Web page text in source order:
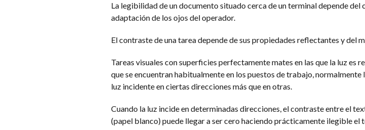
La legibilidad de un documento situado cerca de un terminal depende
adaptación de los ojos del operador.
El contraste de una tarea depende de sus propiedades reflectantes y del
Tareas visuales con superficies perfectamente mates en las que la luz es
que se encuentran habitualmente en los puestos de trabajo,
luz incidente en ciertas direcciones más que en otras.
Cuando la luz incide en determinadas direcciones, el contraste entre el
(papel blanco) puede llegar a ser cero haciendo prácticamente ilegible el